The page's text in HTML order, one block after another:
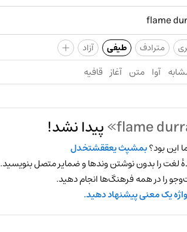
مترادف طیفی آزاد +
آوا متن آغاز قافیه
پیدا نشد!
این بود؟بمشپث یعققشتخدل
لغت را بدون نوشتن وندها و ضمایر متصل بنویسید.
را در همه فرهنگ‌ها انجام دهید.
یک معنی پیشنهاد دهید.